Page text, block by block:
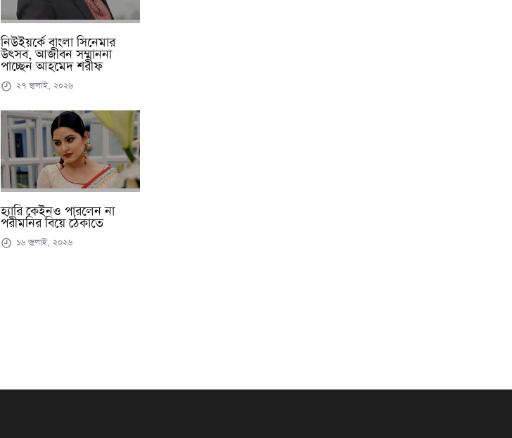
নিউইয়র্কে বাংলা সিনেমার
উৎসব, আজীবন সম্মাননা
পাচ্ছেন আহমেদ শরীফ
২৭ জুলাই, ২০২৬
হ্যারি কেইনও পারলেন না
পরীমনির বিয়ে ঠেকাতে
১৬ জুলাই, ২০২৬